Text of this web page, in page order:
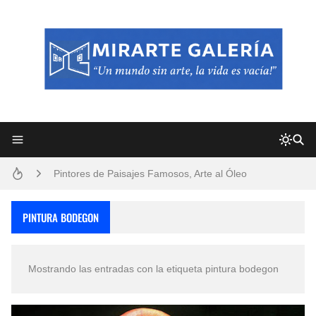
Pintores de Paisajes Famosos, Arte al Óleo
San Valentín Dibujos a Lápiz del 14 de Febrero
PINTURA BODEGON
Mostrando las entradas con la etiqueta pintura bodegon